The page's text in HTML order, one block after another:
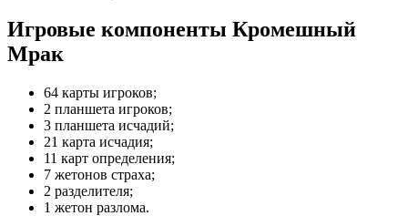
Игровые компоненты Кромешный
Мрак
64 карты игроков;
2 планшета игроков;
3 планшета исчадий;
21 карта исчадия;
11 карт определения;
7 жетонов страха;
2 разделителя;
1 жетон разлома.